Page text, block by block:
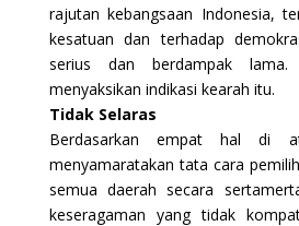
rajutan kebangsaan Indonesia,
kesatuan dan terhadap
serius dan berdampak
menyaksikan indikasi kearah itu.
Tidak Selaras
Berdasarkan empat hal di
menyamaratakan tata cara
semua daerah secara
keseragaman yang tidak